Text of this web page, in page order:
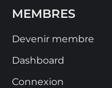
MEMBRES
Devenir membre
Dashboard
Connexion